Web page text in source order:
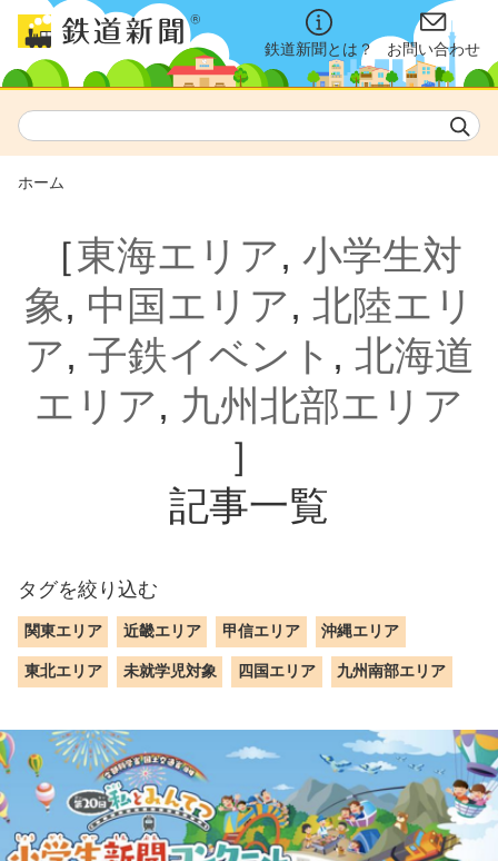
鉄道新聞とは？ お問い合わせ
ホーム
［東海エリア, 小学生対
象, 中国エリア, 北陸エリ
ア, 子鉄イベント , 北海道
エリア, 九州北部エリア
］
記事一覧
タグを絞り込む
関東エリア 近畿エリア 甲信エリア 沖縄エリア
東北エリア 未就学児対象 四国エリア 九州南部エリア